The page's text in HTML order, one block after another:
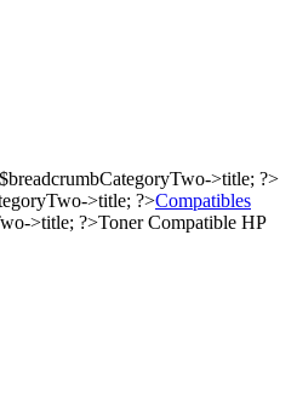
Compatibles
Toner Compatible HP